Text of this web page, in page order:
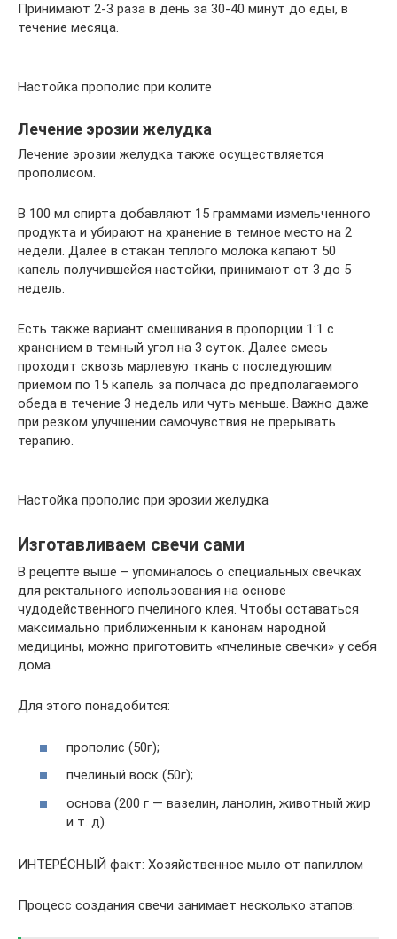
Принимают 2-3 раза в день за 30-40 минут до еды, в
течение месяца.
Настойка прополис при колите
Лечение эрозии желудка
Лечение эрозии желудка также осуществляется
прополисом.
В 100 мл спирта добавляют 15 граммами измельченного
продукта и убирают на хранение в темное место на 2
недели. Далее в стакан теплого молока капают 50
капель получившейся настойки, принимают от 3 до 5
недель.
Есть также вариант смешивания в пропорции 1:1 с
хранением в темный угол на 3 суток. Далее смесь
проходит сквозь марлевую ткань с последующим
приемом по 15 капель за полчаса до предполагаемого
обеда в течение 3 недель или чуть меньше. Важно даже
при резком улучшении самочувствия не прерывать
терапию.
Настойка прополис при эрозии желудка
Изготавливаем свечи сами
В рецепте выше – упоминалось о специальных свечках
для ректального использования на основе
чудодейственного пчелиного клея. Чтобы оставаться
максимально приближенным к канонам народной
медицины, можно приготовить «пчелиные свечки» у себя
дома.
Для этого понадобится:
прополис (50г);
пчелиный воск (50г);
основа (200 г — вазелин, ланолин, животный жир
и т. д).
ИНТЕРЕ́СНЫЙ факт: Хозяйственное мыло от папиллом
Процесс создания свечи занимает несколько этапов: